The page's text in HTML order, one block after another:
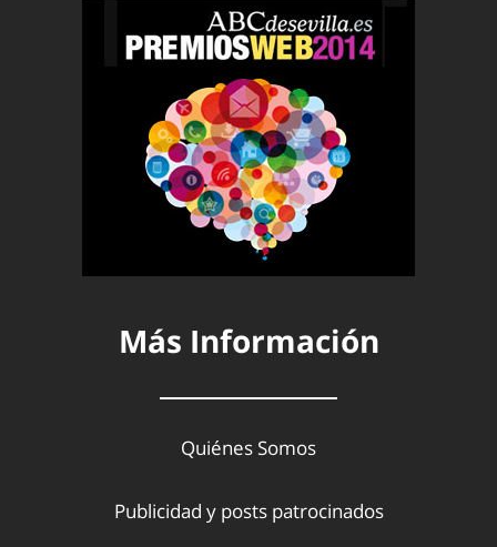
Más Información
Quiénes Somos
Publicidad y posts patrocinados